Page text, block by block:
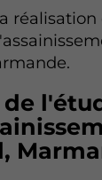
réalisation
de